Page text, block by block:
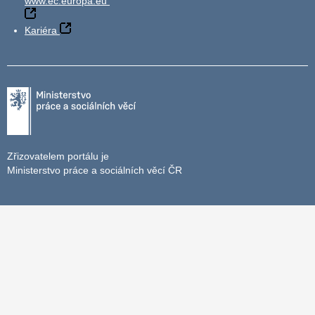
Kariéra
Zřizovatelem portálu je
Ministerstvo práce a sociálních věcí ČR